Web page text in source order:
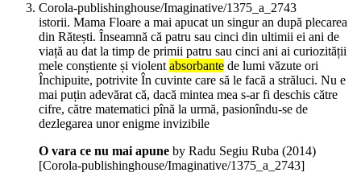
Corola-publishinghouse/Imaginative/1375_a_2743
istorii. Mama Floare a mai apucat un singur an după plecarea
din Rătești. Înseamnă că patru sau cinci din ultimii ei ani de
viață au dat la timp de primii patru sau cinci ani ai curiozității
mele conștiente și violentabsorbante de lumi văzute ori
Închipuite, potrivite În cuvinte care să le facă a străluci. Nu e
mai puțin adevărat că, dacă mintea mea s-ar fi deschis către
cifre, către matematici pînă la urmă, pasionîndu-se de
dezlegarea unor enigme invizibile
O vara ce nu mai apune by Radu Segiu Ruba (2014)
[Corola-publishinghouse/Imaginative/1375_a_2743]